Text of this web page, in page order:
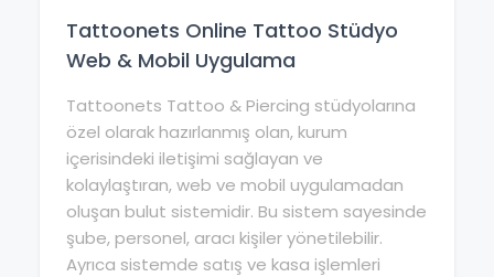
Tattoonets Online Tattoo Stüdyo
Web & Mobil Uygulama
Tattoonets Tattoo & Piercing stüdyolarına
özel olarak hazırlanmış olan, kurum
içerisindeki iletişimi sağlayan ve
kolaylaştıran, web ve mobil uygulamadan
oluşan bulut sistemidir. Bu sistem sayesinde
şube, personel, aracı kişiler yönetilebilir.
Ayrıca sistemde satış ve kasa işlemleri